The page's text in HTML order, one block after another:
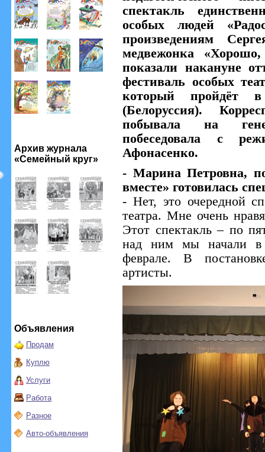
Архив журнала
«Семейный круг»
Объявления
Продам
Куплю
Услуги
Работа
Разное
Авто-объявления
спектакль
особых людей
произведениям
медвежонка
показали накануне
фестиваль особых
который пройдёт
(Белоруссия).
побывала на
побеседовала с
Афонасенко.
- Марина Петровна,
вместе» готовилась
- Нет, это очередной
театра. Мне очень
Этот спектакль – по
над ним мы начали в
феврале. В
артисты.